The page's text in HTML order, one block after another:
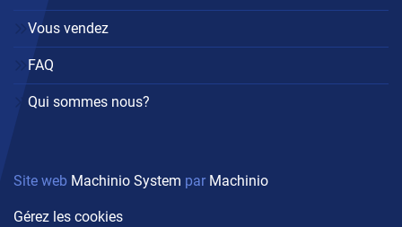
Vous vendez
FAQ
Qui sommes nous?
Site web Machinio System par Machinio
Gérez les cookies